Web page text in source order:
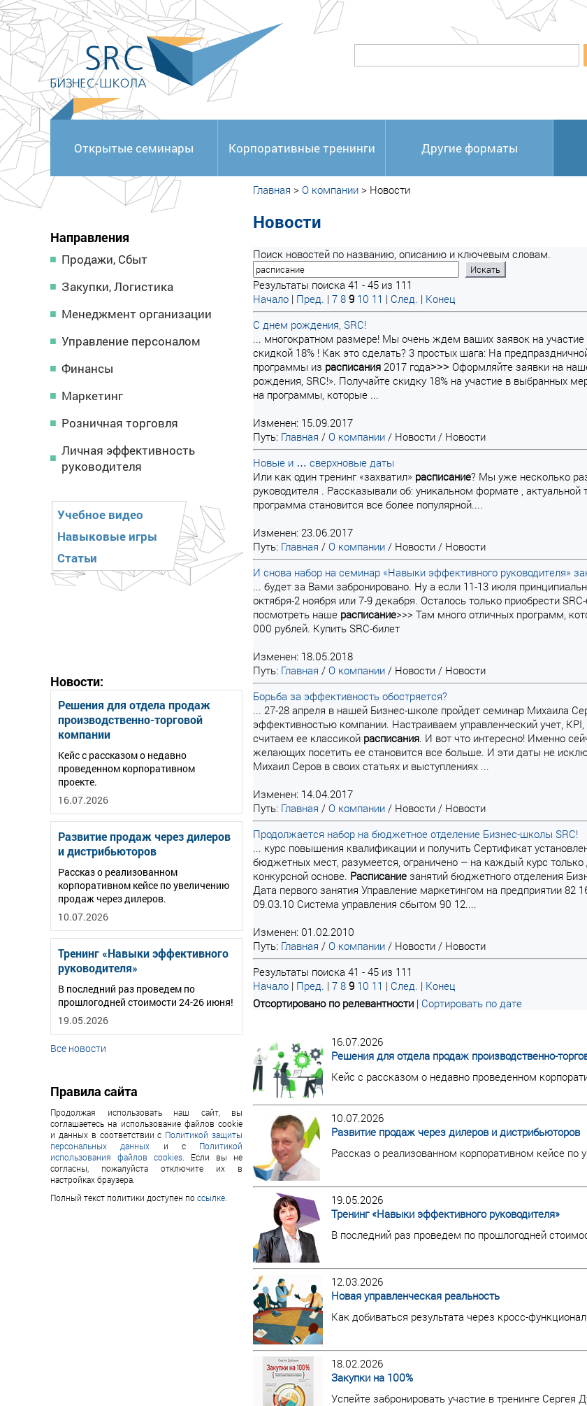
<
Открытые семинары Корпоративные тренинги Другие форматы
Направления
Продажи, Сбыт
Закупки, Логистика
Менеджмент организации
Управление персоналом
Финансы
Маркетинг
Розничная торговля
Личная эффективность
руководителя
Учебное видео
Навыковые игры
Статьи
Новости:
Решения для отдела продаж
производственно-торговой
компании
Кейс с рассказом о недавно
проведенном корпоративном
проекте.
16.07.2026
Развитие продаж через дилеров
и дистрибьюторов
Рассказ о реализованном
корпоративном кейсе по увеличению
продаж через дилеров.
10.07.2026
Тренинг «Навыки эффективного
руководителя»
В последний раз проведем по
прошлогодней стоимости 24-26 июня!
19.05.2026
Все новости
Правила сайта
Продолжая использовать наш сайт, вы
соглашаетесь на использование файлов cookie
и данных в соответствии с Политикой защиты
персональных данных и с Политикой
использования файлов cookies . Если вы не
согласны, пожалуйста отключите их в
настройках браузера.
Полный текст политики доступен поссылке
Главная > О компании > Новости
Новости
Поиск новостей по названию, описанию и ключевым словам.
Результаты поиска 41 - 45 из 111
Начало | Пред. | 7 8 9 10 11 | След. | Конец
С днем рождения, SRC!
... многократном размере! Мы очень ждем ваших заявок на
скидкой 18% ! Как это сделать? 3 простых шага: На
программы из расписания 2017 года˃˃˃ Оформляйте заявки на
рождения, SRC!». Получайте скидку 18% на участие в выбранных
на программы, которые ...
Изменен: 15.09.2017
Путь: Главная / О компании / Новости / Новости
Новые и … сверхновые даты
Или как один тренинг «захватил» расписание? Мы уже несколько
руководителя . Рассказывали об: уникальном формате ,
программа становится все более популярной....
Изменен: 23.06.2017
Путь: Главная / О компании / Новости / Новости
И снова набор на семинар «Навыки эффективного руководителя»
... будет за Вами забронировано. Ну а если 11-13 июля
октября-2 ноября или 7-9 декабря. Осталось только приобрести
посмотреть наше расписание>>> Там много отличных программ,
000 рублей. Купить SRC-билет
Изменен: 18.05.2018
Путь: Главная / О компании / Новости / Новости
Борьба за эффективность обостряется?
... 27-28 апреля в нашей Бизнес-школе пройдет семинар Михаила
эффективностью компании. Настраиваем управленческий учет,
считаем ее классикой расписания. И вот что интересно! Именно
желающих посетить ее становится все больше. И эти даты не
Михаил Серов в своих статьях и выступлениях ...
Изменен: 14.04.2017
Путь: Главная / О компании / Новости / Новости
Продолжается набор на бюджетное отделение Бизнес-школы SRC!
... курс повышения квалификации и получить Сертификат
бюджетных мест, разумеется, ограничено – на каждый курс
конкурсной основе. Расписание занятий бюджетного отделения
Дата первого занятия Управление маркетингом на предприятии 82
09.03.10 Система управления сбытом 90 12....
Изменен: 01.02.2010
Путь: Главная / О компании / Новости / Новости
Результаты поиска 41 - 45 из 111
Начало | Пред. | 7 8 9 10 11 | След. | Конец
Отсортировано по релевантности | Сортировать по дате
16.07.2026
Решения для отдела продаж производственно-
Кейс с рассказом о недавно проведенном
10.07.2026
Развитие продаж через дилеров и дистрибьюторов
Рассказ о реализованном корпоративном кейсе по
19.05.2026
Тренинг «Навыки эффективного руководителя»
В последний раз проведем по прошлогодней
12.03.2026
Новая управленческая реальность
Как добиваться результата через кросс-
18.02.2026
Закупки на 100%
Успейте забронировать участие в тренинге